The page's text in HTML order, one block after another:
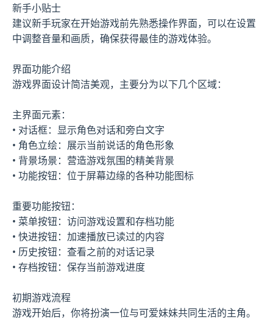
新手小贴士
建议新手玩家在开始游戏前先熟悉操作界面，可以在设置
中调整音量和画质，确保获得最佳的游戏体验。
界面功能介绍
游戏界面设计简洁美观，主要分为以下几个区域：
主界面元素：
• 对话框：显示角色对话和旁白文字
• 角色立绘：展示当前说话的角色形象
• 背景场景：营造游戏氛围的精美背景
• 功能按钮：位于屏幕边缘的各种功能图标
重要功能按钮：
• 菜单按钮：访问游戏设置和存档功能
• 快进按钮：加速播放已读过的内容
• 历史按钮：查看之前的对话记录
• 存档按钮：保存当前游戏进度
初期游戏流程
游戏开始后，你将扮演一位与可爱妹妹共同生活的主角。